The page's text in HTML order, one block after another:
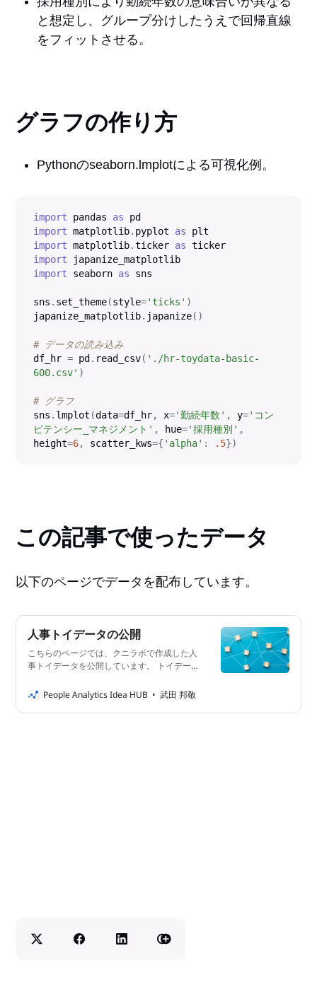
と想定し、グループ分けしたうえで回帰直線
をフィットさせる。
グラフの作り方
Pythonのseaborn.lmplotによる可視化例。
import pandas as
import matplotlib. pyplot as
import matplotlib.ticker as
import
import seaborn as sns
sns . set_theme(style='ticks' )
japanize_matplotlib. japanize( )
# データの読み込み
df_hr = pd . read_csv( './hr-toydata-basic-
600.csv' )
# グラフ
sns . lmplot (data=df_hr, x='勤続年数' , y='コン
ピテンシー_マネジメント' , hue='採用種別' ,
height=6, scatter_kws={ 'alpha' : .5})
この記事で使ったデータ
以下のページでデータを配布しています。
人事トイデータの公開
こちらのページでは、クニラボで作成した人
事トイデータを公開しています。 トイデー
に使えるリアルでないデータのことをいいま
す。データ分析や機械学習のライブラリに附
属する場合もあり、手元にデータがなくても
ータ_エンゲージメントスコア
People Analytics Idea HUB 武田 邦敬